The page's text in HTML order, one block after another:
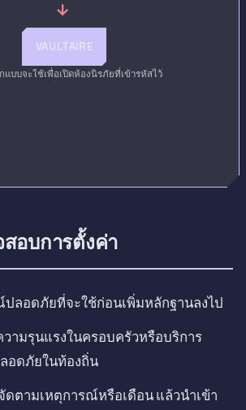
→
VAULTAIRE
แบบจะใช้เพื่อเปิดห้องนิรภัยที่เข้ารหัสไว้
อบการตั้งค่า
ลอดภัยที่จะใช้ก่อนเพิ่มหลักฐานลงไป
ามรุนแรงในครอบครัวหรือบริการ
อดภัยในท้องถิ่น
ดตามเหตุการณ์หรือเดือน แล้วนำเข้า